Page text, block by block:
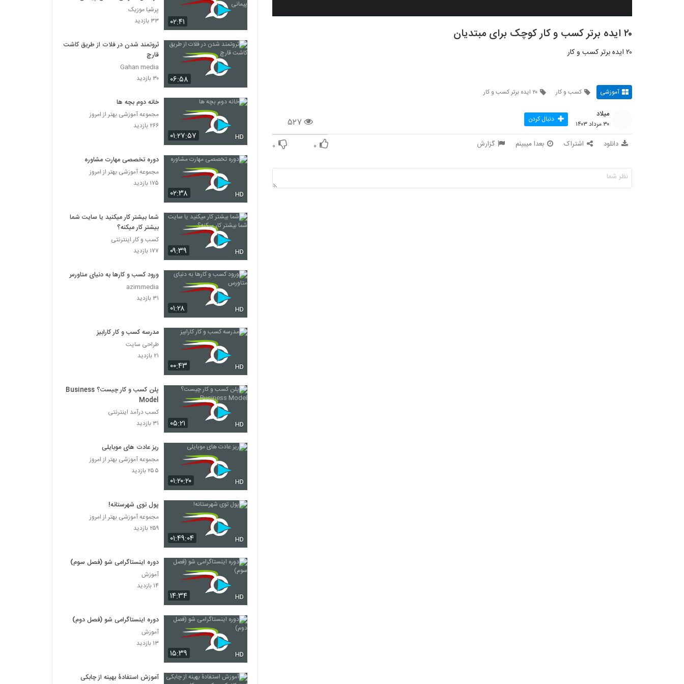
٢٠ ایده برتر کسب و کار کوچک برای مبتدیان
٢٠ ایده برتر کسب و کار
آموزشی کسب و کار ٢٠ ایده برتر کسب و کار
۵۲۷
میلاد
۳۰ مرداد ۱۴۰۳ دنبال کردن
دانلود اشتراک بعدا میبینم گزارش ۰ ۰
۰۲:۴۱
پرشیا موزیک
۳۳ بازدید
۰۶:۵۸
ثروتمند شدن در فلات از طریق کاشت
قارچ
Gahan media
۳۰ بازدید
۰۱:۲۷:۵۷ HD
خانه دوم بچه ها
مجموعه آموزشی بهتر از امروز
۲۶۶ بازدید
۰۲:۳۸ HD
دوره تخصصی مهارت مشاوره
مجموعه آموزشی بهتر از امروز
۱۷۵ بازدید
۰۹:۳۹ HD
شما بیشتر کار میکنید یا سایت شما
بیشتر کار میکنه؟
کسب و کار اینترنتی
۱۷۷ بازدید
۰۱:۲۸ HD
ورود کسب و کارها به دنیای متاورس
azimmedia
۳۱ بازدید
۰۰:۴۳ HD
مدرسه کسب و کار کارابیز
طراحی سایت
۲۱ بازدید
۰۵:۲۱ HD
پلن کسب و کار چیست؟ Business
Model
کسب درآمد اینترنتی
۳۱ بازدید
۰۱:۲۰:۲۰ HD
ریز عادت های موبایلی
مجموعه آموزشی بهتر از امروز
۲۵۵ بازدید
۰۱:۴۹:۰۴ HD
پول توی شهرستانه!
مجموعه آموزشی بهتر از امروز
۲۵۹ بازدید
۱۴:۳۴ HD
دوره اینستاگرامی شو (فصل سوم)
آموزش
۱۴ بازدید
۱۵:۳۹ HD
دوره اینستاگرامی شو (فصل دوم)
آموزش
۱۳ بازدید
آموزش استفادۀ بهینه از چابکی